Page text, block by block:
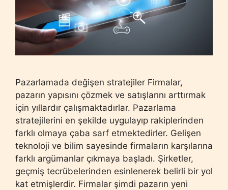
Pazarlamada değişen stratejiler Firmalar,
pazarın yapısını çözmek ve satışlarını arttırmak
için yıllardır çalışmaktadırlar. Pazarlama
stratejilerini en şekilde uygulayıp rakiplerinden
farklı olmaya çaba sarf etmektedirler. Gelişen
teknoloji ve bilim sayesinde firmaların karşılarına
farklı argümanlar çıkmaya başladı. Şirketler,
geçmiş tecrübelerinden esinlenerek belirli bir yol
kat etmişlerdir. Firmalar şimdi pazarın yeni